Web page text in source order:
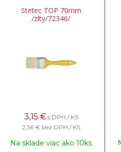
Stetec TOP 70mm
/zlty/72346/
3,15 € s DPH / KS
2,56 € bez DPH / KS
Na sklade viac ako 10ks